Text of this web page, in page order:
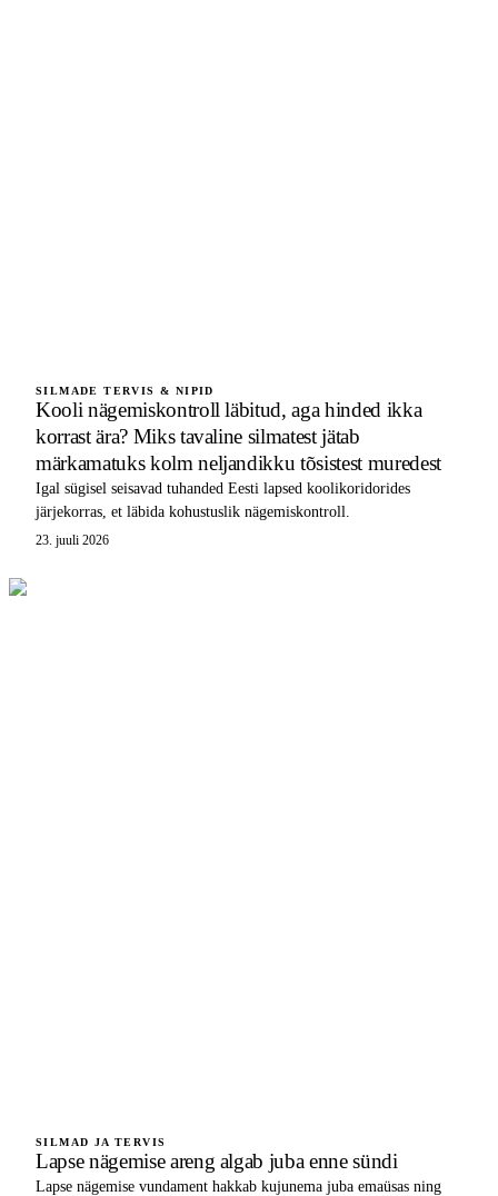
SILMADE TERVIS & NIPID
Kooli nägemiskontroll läbitud, aga hinded ikka
korrast ära? Miks tavaline silmatest jätab
märkamatuks kolm neljandikku tõsistest muredest
Igal sügisel seisavad tuhanded Eesti lapsed koolikoridorides
järjekorras, et läbida kohustuslik nägemiskontroll.
23. juuli 2026
SILMAD JA TERVIS
Lapse nägemise areng algab juba enne sündi
Lapse nägemise vundament hakkab kujunema juba emaüsas ning